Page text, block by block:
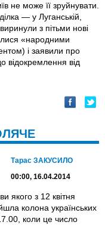
не може її зруйнувати.
— у Луганській,
з пітьми нові
«народними
і заявили про
від
Тарас ЗАКУСИЛО
00:00, 16.04.2014
якого з 12 квітня
колона українських
коли це число